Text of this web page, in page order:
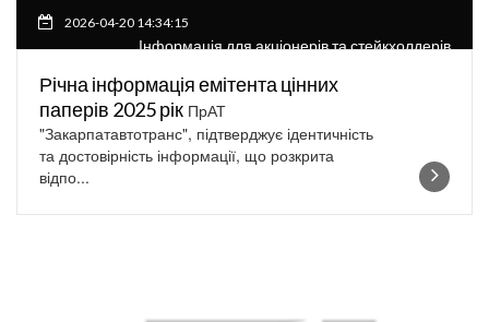
2026-04-20 14:34:15
Інформація для акціонерів та стейкхолдерів
Річна інформація емітента цінних
паперів 2025 рік ПрАТ
"Закарпатавтотранс", підтверджує ідентичність
та достовірність інформації, що розкрита
відпо...